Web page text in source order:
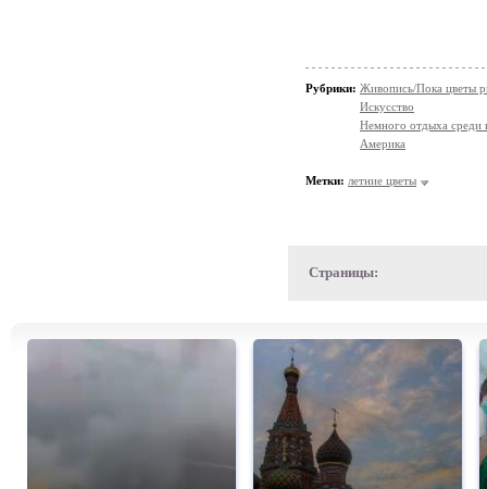
Рубрики: Живопись/Пока цветы
Искусство
Немного отдыха среди
Америка
Метки: летние цветы
Страницы: